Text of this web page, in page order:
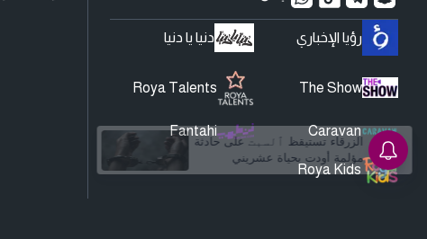
رؤيا الإخباري دنيا يا دنيا
The Show
Roya Talents
Caravan
Fantahi
Roya Kids